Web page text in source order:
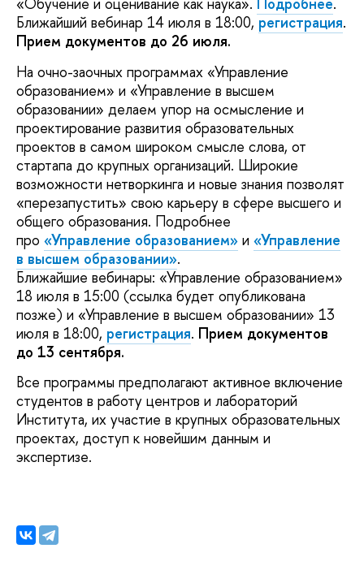
Ближайший вебинар 14 июля в 18:00, регистрация.
Прием документов до 26 июля.
На очно-заочных программах «Управление
образованием» и «Управление в высшем
образовании» делаем упор на осмысление и
проектирование развития образовательных
проектов в самом широком смысле слова, от
стартапа до крупных организаций. Широкие
возможности нетворкинга и новые знания позволят
«перезапустить» свою карьеру в сфере высшего и
общего образования. Подробнее
про «Управление образованием» и «Управление
в высшем образовании».
Ближайшие вебинары: «Управление образованием»
18 июля в 15:00 (ссылка будет опубликована
позже) и «Управление в высшем образовании» 13
июля в 18:00, регистрация. Прием документов
до 13 сентября.
Все программы предполагают активное включение
студентов в работу центров и лабораторий
Института, их участие в крупных образовательных
проектах, доступ к новейшим данным и
экспертизе.